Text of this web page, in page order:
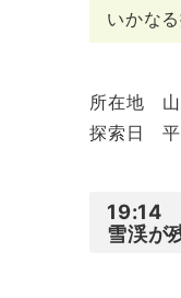
いかな
所在地 山
探索日 平
19:14
雪渓が